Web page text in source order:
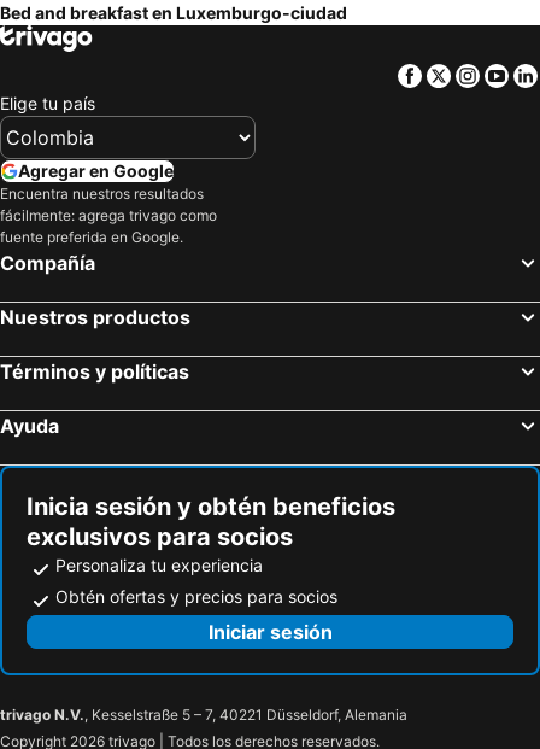
Sinspelt, bed and breakfasts
Differdange, bed and breakfasts
Kanzem, bed and breakfasts
Terville, bed and breakfasts
Perl, bed and breakfasts
Hayange, bed and breakfasts
Palzem, bed and breakfasts
Dippach, bed and breakfasts
Mondorf-Les-Bains, bed and breakfasts
Vichten, bed and breakfasts
Esch-sur-Sûre, bed and breakfasts
Amneville, bed and breakfasts
Tintigny, bed and breakfasts
Pétange, bed and breakfasts
Plesnois, bed and breakfasts
Bed and breakfast en Luxemburgo-ciudad
Facebook
Twitter
Elige tu país
Agregar en Google
Encuentra nuestros resultados
fácilmente: agrega trivago como
fuente preferida en Google.
Compañía
Nuestros productos
Términos y políticas
Ayuda
Inicia sesión y obtén beneficios
exclusivos para socios
Personaliza tu experiencia
Obtén ofertas y precios para socios
Iniciar sesión
trivago N.V., Kesselstraße 5 – 7, 40221 Düsseldorf, Alemania
Copyright 2026 trivago | Todos los derechos reservados.